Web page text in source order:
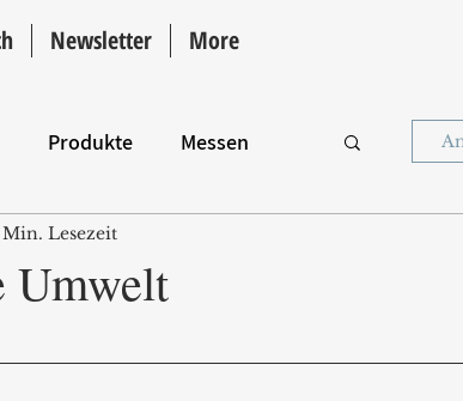
Newsletter More
Produkte Messen
Umwelt
Min. Lesezeit